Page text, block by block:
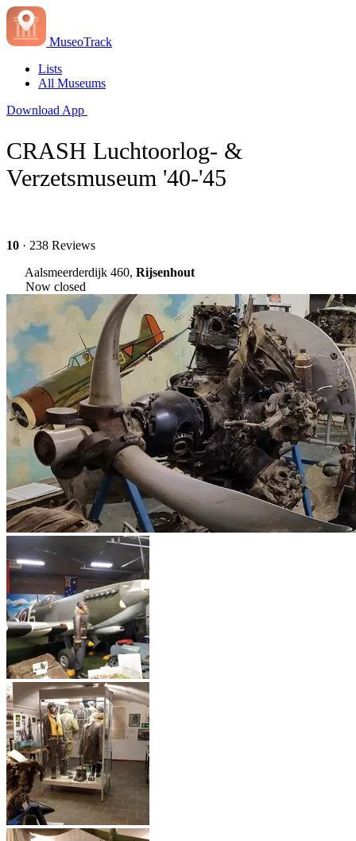
MuseoTrack
Lists
All Museums
Download App
CRASH Luchtoorlog- &
Verzetsmuseum '40-'45
10 · 238 Reviews
Aalsmeerderdijk 460, Rijsenhout
Now closed